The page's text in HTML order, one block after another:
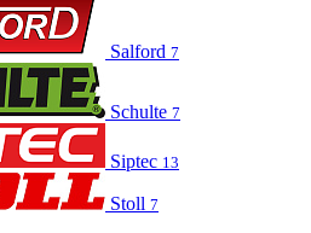
Salford 7
Schulte 7
Siptec 13
Stoll 7